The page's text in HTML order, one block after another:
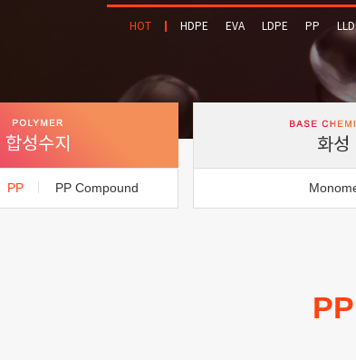
HOT HDPE EVA LDPE PP
합성수지
PP PP Compound
화성
PP